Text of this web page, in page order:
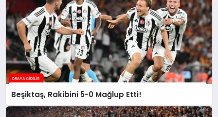
Beşiktaş, Rakibini 5-0 Mağlup Etti!